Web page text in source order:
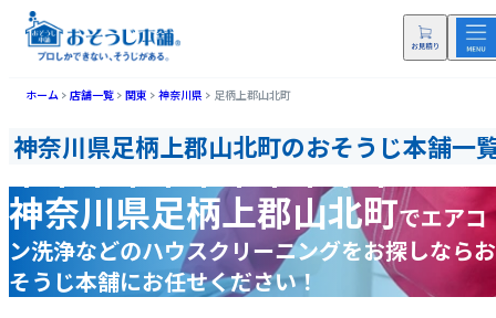
ホーム 店舗一覧 関東 神奈川県 足柄上郡山北町
神奈川県足柄上郡山北町のおそうじ本舗一
神奈川県足柄上郡山北町でエアコ
ン洗浄などのハウスクリーニングをお探しならお
そうじ本舗にお任せください！